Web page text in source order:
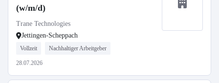
(w/m/d)
Trane Technologies
Jettingen-Scheppach
Vollzeit Nachhaltiger Arbeitgeber
28.07.2026